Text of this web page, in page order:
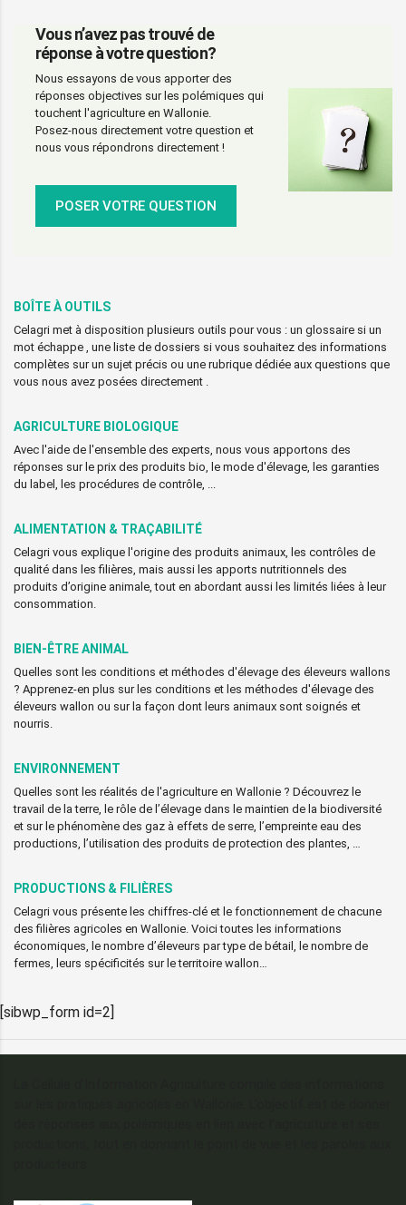
Vous n’avez pas trouvé de
réponse à votre question?
Nous essayons de vous apporter des
réponses objectives sur les polémiques qui
touchent l'agriculture en Wallonie.
Posez-nous directement votre question et
nous vous répondrons directement !
POSER VOTRE QUESTION
BOÎTE À OUTILS
Celagri met à disposition plusieurs outils pour vous : un glossaire si un
mot échappe , une liste de dossiers si vous souhaitez des informations
complètes sur un sujet précis ou une rubrique dédiée aux questions que
vous nous avez posées directement .
AGRICULTURE BIOLOGIQUE
Avec l'aide de l'ensemble des experts, nous vous apportons des
réponses sur le prix des produits bio, le mode d'élevage, les garanties
du label, les procédures de contrôle, ...
ALIMENTATION & TRAÇABILITÉ
Celagri vous explique l'origine des produits animaux, les contrôles de
qualité dans les filières, mais aussi les apports nutritionnels des
produits d’origine animale, tout en abordant aussi les limités liées à leur
consommation.
BIEN-ÊTRE ANIMAL
Quelles sont les conditions et méthodes d'élevage des éleveurs wallons
? Apprenez-en plus sur les conditions et les méthodes d'élevage des
éleveurs wallon ou sur la façon dont leurs animaux sont soignés et
nourris.
ENVIRONNEMENT
Quelles sont les réalités de l'agriculture en Wallonie ? Découvrez le
travail de la terre, le rôle de l’élevage dans le maintien de la biodiversité
et sur le phénomène des gaz à effets de serre, l’empreinte eau des
productions, l’utilisation des produits de protection des plantes, …
PRODUCTIONS & FILIÈRES
Celagri vous présente les chiffres-clé et le fonctionnement de chacune
des filières agricoles en Wallonie. Voici toutes les informations
économiques, le nombre d’éleveurs par type de bétail, le nombre de
fermes, leurs spécificités sur le territoire wallon…
[sibwp_form id=2]